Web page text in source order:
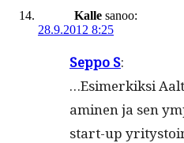
Kalle sanoo:
28.9.2012 8:25
Sep­po S:
…Esimerkik­si
a­mi­nen ja sen
start-up